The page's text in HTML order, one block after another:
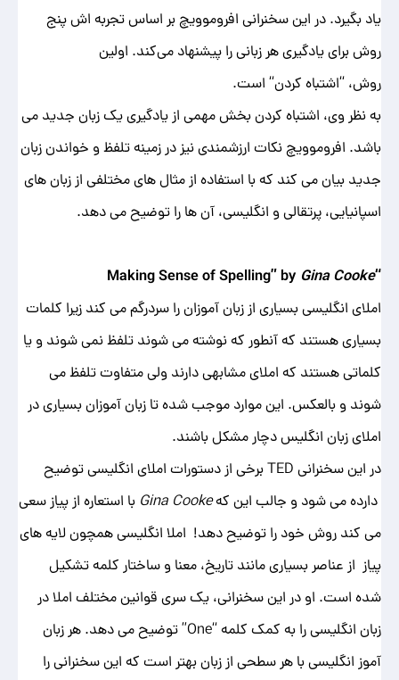
یاد بگیرد. در این سخنرانی افروموویچ بر اساس تجربه اش پنج
روش برای یادگیری هر زبانی را پیشنهاد می‌کند. اولین
روش، “اشتباهکردن“است.
به نظر وی، اشتباه کردن بخش مهمی از یادگیری یک زبان جدید می
باشد. افروموویچ نکات ارزشمندی نیز در زمینه تلفظ و خواندن زبان
جدید بیان می کند که با استفاده از مثال ‌های مختلفی از زبان‌ های
اسپانیایی، پرتقالی و انگلیسی، آن‌ ها را توضیح می‌ دهد.
“Making Sense of Spelling” by
Gina Cooke
املای انگلیسی بسیاری از زبان ‌آموزان را سردرگم می ‌کند زیرا کلمات
بسیاری هستند که آنطور که نوشته می شوند تلفظ نمی شوند و یا
کلماتی هستند که املای مشابهی دارند ولی متفاوت تلفظ می
شوند و بالعکس. این موارد موجب شده تا زبان آموزان بسیاری در
املای زبان انگلیس دچار مشکل باشند.
در این سخنرانی TED برخی از دستورات املای انگلیسی توضیح
دارده می شود و جالب این کهGina Cooke با استعاره از پیاز سعی
می کند روش خود را توضیح دهد! املا انگلیسی همچون لایه ‌های
پیاز از عناصر بسیاری مانند تاریخ، معنا و ساختار کلمه تشکیل
شده است. او در این سخنرانی، یک سری قوانین مختلف املا در
زبان انگلیسی را به کمک کلمه “One” توضیح می ‌دهد. هر زبان
‌آموز انگلیسی با هر سطحی از زبان بهتر است که این سخنرانی را